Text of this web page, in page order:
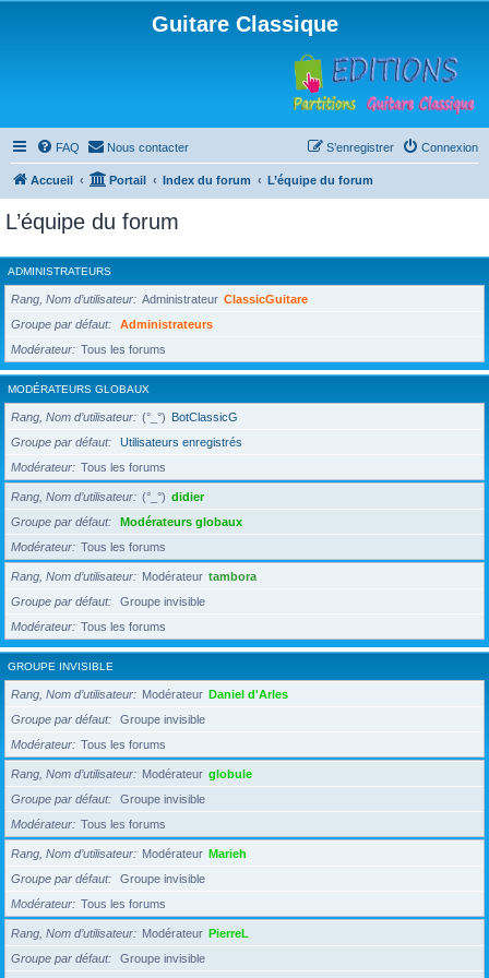
Guitare Classique
FAQ Nous contacter Connexion
S’enregistrer
Accueil Portail Index du forum L’équipe du forum
L’équipe du forum
ADMINISTRATEURS
Rang, Nom d’utilisateur Administrateur ClassicGuitare
Groupe par défaut
Administrateurs
Modérateur
Tous les forums
MODÉRATEURS GLOBAUX
Rang, Nom d’utilisateur (°_°) BotClassicG
Groupe par défaut
Utilisateurs enregistrés
Modérateur
Tous les forums
Rang, Nom d’utilisateur (°_°) didier
Groupe par défaut
Modérateurs globaux
Modérateur
Tous les forums
Rang, Nom d’utilisateur Modérateur tambora
Groupe par défaut
Groupe invisible
Modérateur
Tous les forums
GROUPE INVISIBLE
Rang, Nom d’utilisateur Modérateur Daniel d'Arles
Groupe par défaut
Groupe invisible
Modérateur
Tous les forums
Rang, Nom d’utilisateur Modérateur globule
Groupe par défaut
Groupe invisible
Modérateur
Tous les forums
Rang, Nom d’utilisateur Modérateur Marieh
Groupe par défaut
Groupe invisible
Modérateur
Tous les forums
Rang, Nom d’utilisateur Modérateur PierreL
Groupe par défaut
Groupe invisible